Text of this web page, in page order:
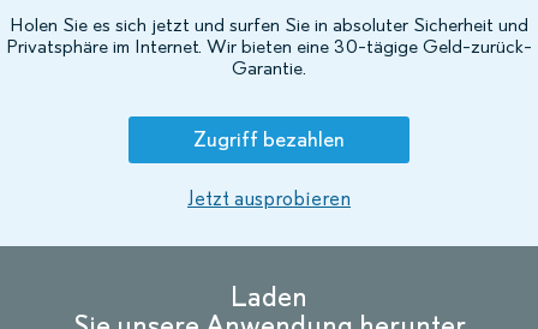
Holen Sie es sich jetzt und surfen Sie in absoluter Sicherheit und
Privatsphäre im Internet. Wir bieten eine 30-tägige Geld-zurück-
Garantie.
Zugriff bezahlen
Jetzt ausprobieren
Laden